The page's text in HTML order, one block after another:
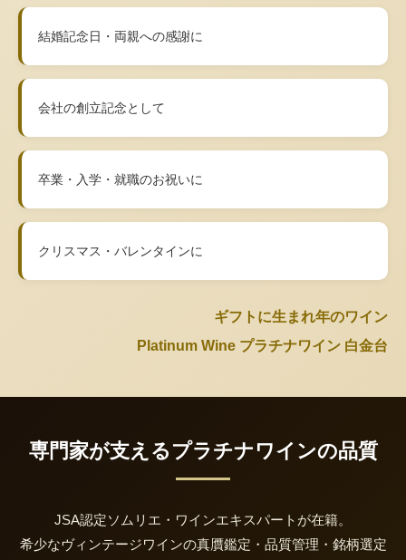
結婚記念日・両親への感謝に
会社の創立記念として
卒業・入学・就職のお祝いに
クリスマス・バレンタインに
ギフトに生まれ年のワイン
Platinum Wine プラチナワイン 白金台
専門家が支えるプラチナワインの品質
JSA認定ソムリエ・ワインエキスパートが在籍。
希少なヴィンテージワインの真贋鑑定・品質管理・銘柄選定